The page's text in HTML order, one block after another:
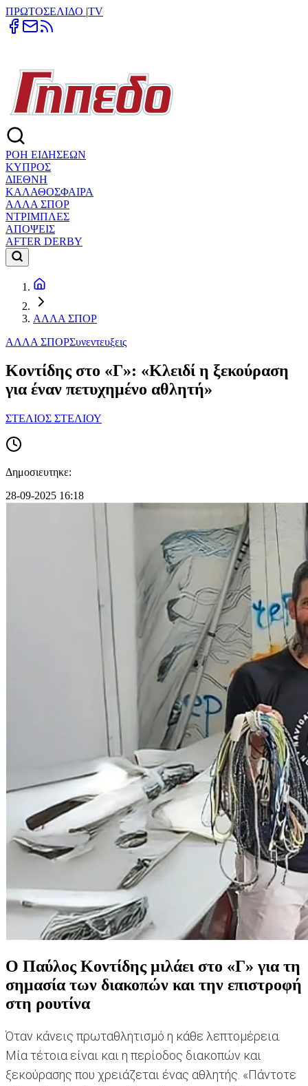
ΠΡΩΤΟΣΕΛΙΔΟ |TV
ΡΟΗ ΕΙΔΗΣΕΩΝ
ΚΥΠΡΟΣ
ΔΙΕΘΝΗ
ΚΑΛΑΘΟΣΦΑΙΡΑ
ΑΛΛΑ ΣΠΟΡ
ΝΤΡΙΜΠΛΕΣ
ΑΠΟΨΕΙΣ
AFTER DERBY
ΑΛΛΑ ΣΠΟΡ
ΑΛΛΑ ΣΠΟΡΣυνεντευξεις
Κοντίδης στο «Γ»: «Κλειδί η ξεκούραση
για έναν πετυχημένο αθλητή»
ΣΤΕΛΙΟΣ ΣΤΕΛΙΟΥ
Δημοσιευτηκε:
28-09-2025 16:18
Ο Παύλος Κοντίδης μιλάει στο «Γ» για τη
σημασία των διακοπών και την επιστροφή
στη ρουτίνα
Όταν κάνεις πρωταθλητισμό η κάθε λεπτομέρεια.
Μία τέτοια είναι και η περίοδος διακοπών και
ξεκούρασης που χρειάζεται ένας αθλητής. «Πάντοτε